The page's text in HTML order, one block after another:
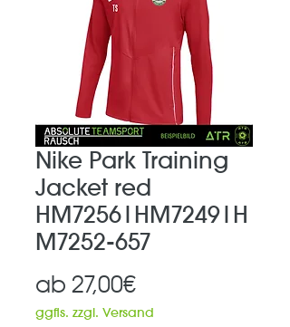
Nike Park Training
Jacket red
HM7256|HM7249|H
M7252-657
ab 27,00€Sale-
Preis
ggfls. zzgl. Versand